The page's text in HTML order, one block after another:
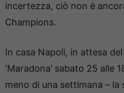
incertezza, ciò non è
Champions.
In casa Napoli, in attesa
‘Maradona’ sabato 25 alle
meno di una settimana – la